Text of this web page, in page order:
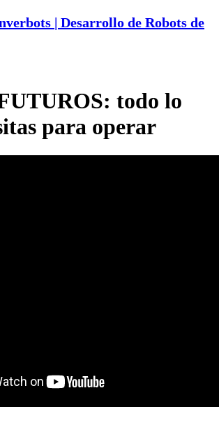
| Desarrollo de Robots de
todo lo
para operar